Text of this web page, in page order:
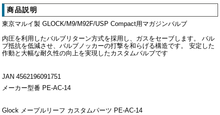
商品説明
東京マルイ製 GLOCK/M9/M92F/USP Compact用マガジンバルブ
内圧を利用したバルブリターン方式を採用し、ガスをセーブします。 バル
ブ抵抗を低減させ、バルブノッカーの打撃を和らげる構造です。 安定した
作動と大幅な耐久性の向上を実現したカスタムバルブです
JAN 4562196091751
メーカー型番 PE-AC-14
Glock メープルリーフ カスタムパーツ PE-AC-14